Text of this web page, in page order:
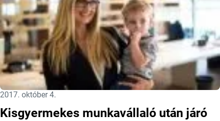
Közzétéve:
2017. október 4.
Kisgyermekes munkavállaló után járó